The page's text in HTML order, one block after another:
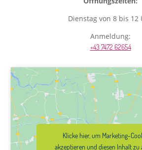
Dienstag von 8 bis 12
Anmeldung:
+43 7472 62654
Klicke hier, um Marketing-
akzeptieren und diesen Inhalt zu